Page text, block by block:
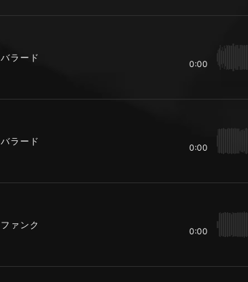
バラード
0:00
バラード
0:00
ファンク
0:00